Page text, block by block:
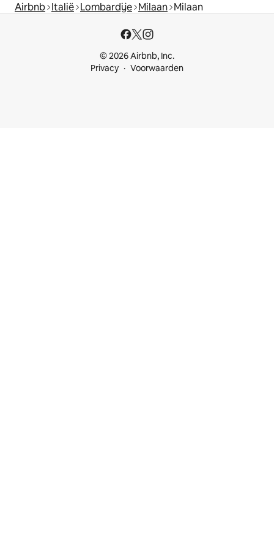
Airbnb Italië Lombardije Milaan Milaan
© 2026 Airbnb, Inc.
Privacy
Voorwaarden